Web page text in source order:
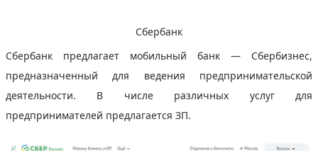
Сбербанк
Сбербанк предлагает мобильный банк — Сбербизнес,
предназначенный для ведения предпринимательской
деятельности. В числе различных услуг для
предпринимателей предлагается ЗП.